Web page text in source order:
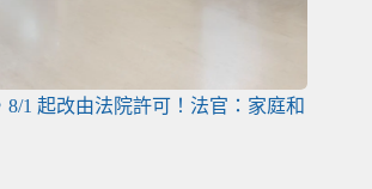
1 起改由法院許可！法官：家庭和